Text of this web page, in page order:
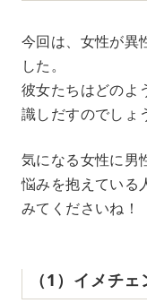
今回は、女性が異
した。
彼女たちはどのよ
識しだすのでしょ
気になる女性に男
悩みを抱えている
みてくださいね！
（1）イメチ